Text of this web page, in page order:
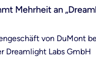
Mehrheit an
von DuMont
Dreamlight Labs GmbH